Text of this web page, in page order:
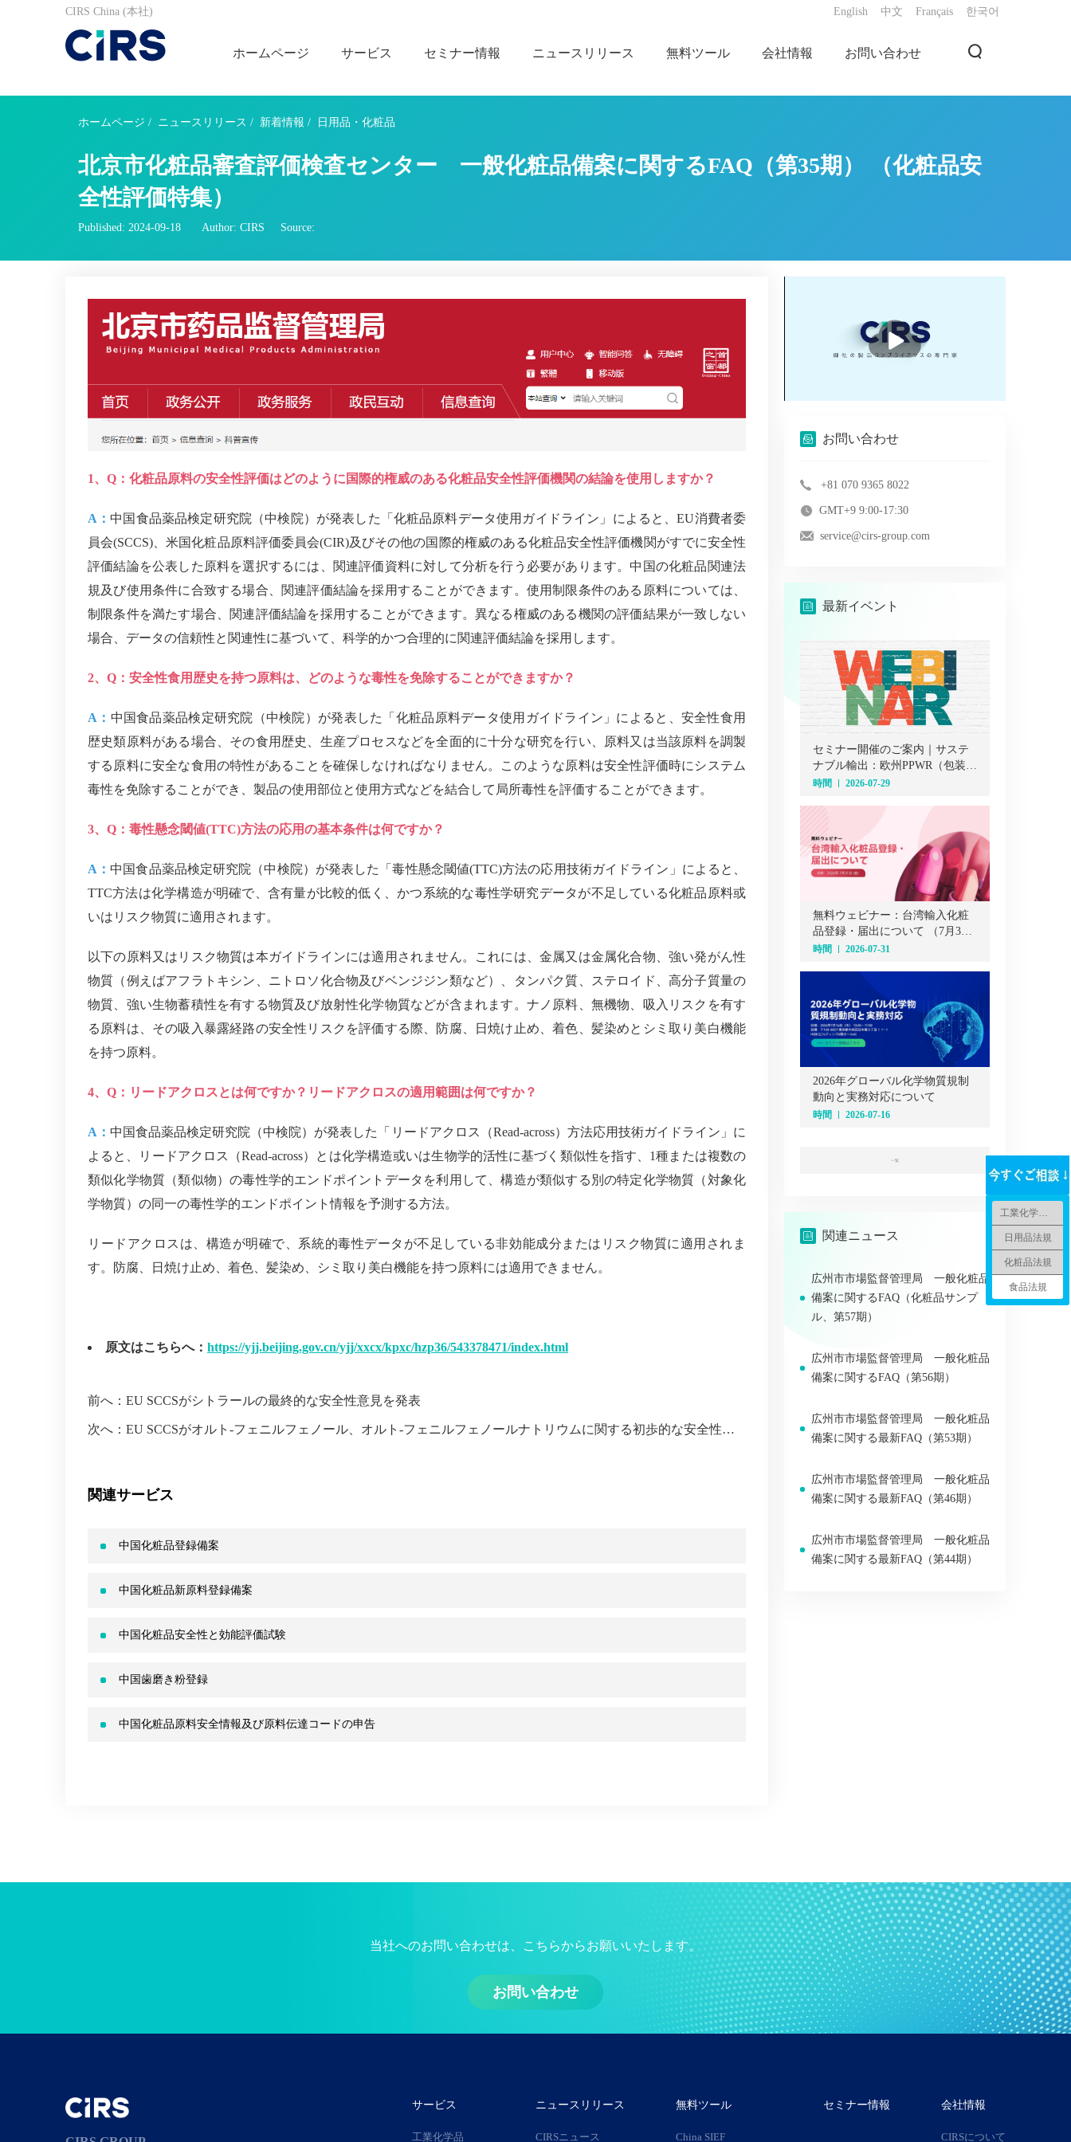
CIRS China (本社) English 中文 Français 한국어
ホームページ サービス セミナー情報 ニュースリリース 無料ツール 会社情報 お問い合わせ
ホームページ / ニュースリリース / 新着情報 / 日用品・化粧品
北京市化粧品審査評価検査センター 一般化粧品備案に関するFAQ（第35期） （化粧品安
全性評価特集）
Published: 2024-09-18 Author: CIRS Source:
1、Q：化粧品原料の安全性評価はどのように国際的権威のある化粧品安全性評価機関の結論を使用しますか？
A： 中国食品薬品検定研究院（中検院）が発表した「化粧品原料データ使用ガイドライン」によると、EU消費者委
員会(SCCS)、米国化粧品原料評価委員会(CIR)及びその他の国際的権威のある化粧品安全性評価機関がすでに安全性
評価結論を公表した原料を選択するには、関連評価資料に対して分析を行う必要があります。中国の化粧品関連法
規及び使用条件に合致する場合、関連評価結論を採用することができます。使用制限条件のある原料については、
制限条件を満たす場合、関連評価結論を採用することができます。異なる権威のある機関の評価結果が一致しない
場合、データの信頼性と関連性に基づいて、科学的かつ合理的に関連評価結論を採用します。
2、Q：安全性食用歴史を持つ原料は、どのような毒性を免除することができますか？
A： 中国食品薬品検定研究院（中検院）が発表した「化粧品原料データ使用ガイドライン」によると、安全性食用
歴史類原料がある場合、その食用歴史、生産プロセスなどを全面的に十分な研究を行い、原料又は当該原料を調製
する原料に安全な食用の特性があることを確保しなければなりません。このような原料は安全性評価時にシステム
毒性を免除することができ、製品の使用部位と使用方式などを結合して局所毒性を評価することができます。
3、Q：毒性懸念閾値(TTC)方法の応用の基本条件は何ですか？
A： 中国食品薬品検定研究院（中検院）が発表した「毒性懸念閾値(TTC)方法の応用技術ガイドライン」によると、
TTC方法は化学構造が明確で、含有量が比較的低く、かつ系統的な毒性学研究データが不足している化粧品原料或
いはリスク物質に適用されます。
以下の原料又はリスク物質は本ガイドラインには適用されません。これには、金属又は金属化合物、強い発がん性
物質（例えばアフラトキシン、ニトロソ化合物及びベンジジン類など）、タンパク質、ステロイド、高分子質量の
物質、強い生物蓄積性を有する物質及び放射性化学物質などが含まれます。ナノ原料、無機物、吸入リスクを有す
る原料は、その吸入暴露経路の安全性リスクを評価する際、防腐、日焼け止め、着色、髪染めとシミ取り美白機能
を持つ原料。
4、Q：リードアクロスとは何ですか？リードアクロスの適用範囲は何ですか？
A： 中国食品薬品検定研究院（中検院）が発表した「リードアクロス（Read-across）方法応用技術ガイドライン」に
よると、リードアクロス（Read-across）とは化学構造或いは生物学的活性に基づく類似性を指す、1種または複数の
類似化学物質（類似物）の毒性学的エンドポイントデータを利用して、構造が類似する別の特定化学物質（対象化
学物質）の同一の毒性学的エンドポイント情報を予測する方法。
リードアクロスは、構造が明確で、系統的毒性データが不足している非効能成分またはリスク物質に適用されま
す。防腐、日焼け止め、着色、髪染め、シミ取り美白機能を持つ原料には適用できません。
原文はこちらへ： https://yjj.beijing.gov.cn/yjj/xxcx/kpxc/hzp36/543378471/index.html
前へ： EU SCCSがシトラールの最終的な安全性意見を発表
次へ： EU SCCSがオルト-フェニルフェノール、オルト-フェニルフェノールナトリウムに関する初歩的な安全性意見を発表
関連サービス
中国化粧品登録備案
中国化粧品新原料登録備案
中国化粧品安全性と効能評価試験
中国歯磨き粉登録
中国化粧品原料安全情報及び原料伝達コードの申告
播
放
お問い合わせ
+81 070 9365 8022
GMT+9 9:00-17:30
service@cirs-group.com
最新イベント
セミナー開催のご案内｜サステ
ナブル輸出：欧州PPWR（包装・
包装廃棄物規則）オンラインセ
時間 2026-07-29
無料ウェビナー：台湾輸入化粧
品登録・届出について （7月31
日）
時間 2026-07-31
2026年グローバル化学物質規制
動向と実務対応について
時間 2026-07-16
一覧
関連ニュース
広州市市場監督管理局 一般化粧品
備案に関するFAQ（化粧品サンプ
ル、第57期）
広州市市場監督管理局 一般化粧品
備案に関するFAQ（第56期）
広州市市場監督管理局 一般化粧品
備案に関する最新FAQ（第53期）
広州市市場監督管理局 一般化粧品
備案に関する最新FAQ（第46期）
広州市市場監督管理局 一般化粧品
備案に関する最新FAQ（第44期）
当社へのお問い合わせは、こちらからお願いいたします。
お問い合わせ
サービス
工業化学品
ニュースリリース
CIRSニュース
無料ツール
China SIEF
セミナー情報 会社情報
CIRSについて
日用品法規
化粧品法規
食品法規